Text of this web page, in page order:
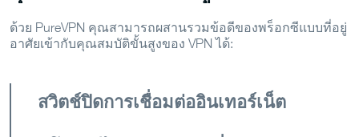
ด้วย PureVPN คุณสามารถผสานรวมข้อดีของพร็อกซีแบบที่อยู่
อาศัยเข้ากับคุณสมบัติขั้นสูงของ VPN ได้:
สวิตช์ปิดการเชื่อมต่ออินเทอร์เน็ต